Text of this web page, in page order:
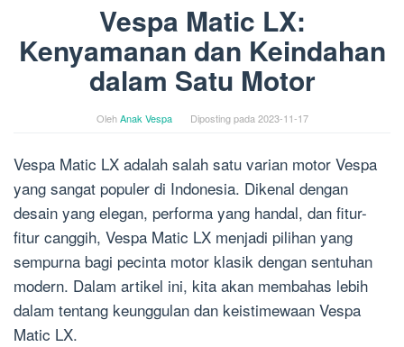
Vespa Matic LX:
Kenyamanan dan Keindahan
dalam Satu Motor
OlehAnak Vespa Diposting pada 2023-11-17
Vespa Matic LX adalah salah satu varian motor Vespa
yang sangat populer di Indonesia. Dikenal dengan
desain yang elegan, performa yang handal, dan fitur-
fitur canggih, Vespa Matic LX menjadi pilihan yang
sempurna bagi pecinta motor klasik dengan sentuhan
modern. Dalam artikel ini, kita akan membahas lebih
dalam tentang keunggulan dan keistimewaan Vespa
Matic LX.